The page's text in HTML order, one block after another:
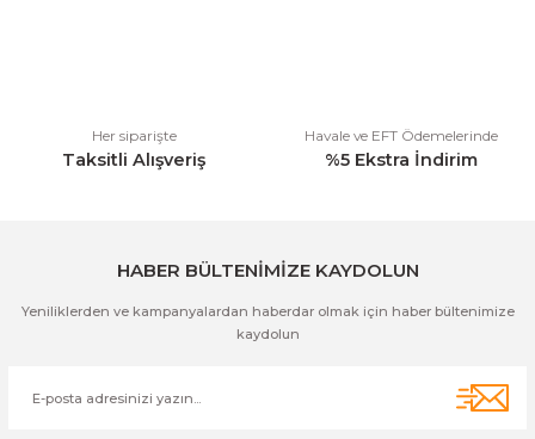
Her siparişte
Taksitli Alışveriş
Havale ve EFT Ödemelerinde
%5 Ekstra İndirim
HABER BÜLTENİMİZE KAYDOLUN
Yeniliklerden ve kampanyalardan haberdar olmak için haber bültenimize
kaydolun